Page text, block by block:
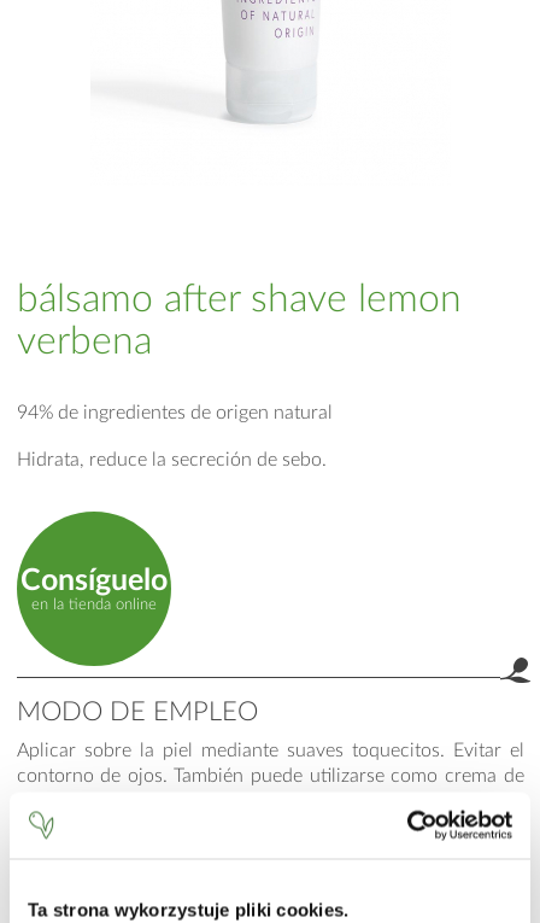
Ta strona wykorzystuje pliki cookies.
bálsamo after shave lemon
verbena
94% de ingredientes de origen natural
Hidrata, reduce la secreción de sebo.
Consíguelo
en la tienda online
MODO DE EMPLEO
Aplicar sobre la piel mediante suaves toquecitos. Evitar el
contorno de ojos. También puede utilizarse como crema de
esenciales naturales.
Aqua (Water), Dimethicone, Glycerin, Trilaureth-4